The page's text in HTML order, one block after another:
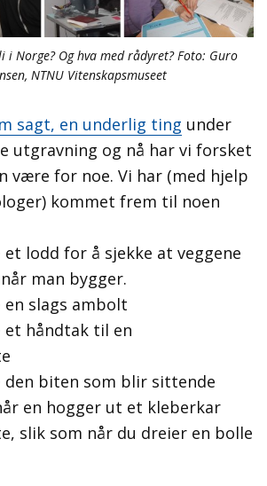
i Norge? Og hva med rådyret? Foto: Guro
NTNU Vitenskapsmuseet
sagt, en underlig ting under
utgravning og nå har vi forsket
være for noe. Vi har (med hjelp
kommet frem til noen
lodd for å sjekke at veggene
man bygger.
slags ambolt
et håndtak til en
den biten som blir sittende
en hogger ut et kleberkar
slik som når du dreier en bolle